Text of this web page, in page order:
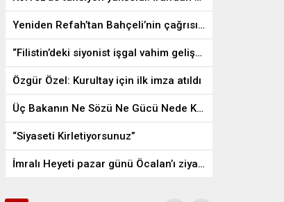
Yeniden Refah’tan Bahçeli’nin çağrısına destek
“Filistin’deki siyonist işgal vahim gelişmelere gebe”
Özgür Özel: Kurultay için ilk imza atıldı
Üç Bakanın Ne Sözü Ne Gücü Nede Kudreti Yetmedi
“Siyaseti Kirletiyorsunuz”
İmralı Heyeti pazar günü Öcalan’ı ziyaret edecek